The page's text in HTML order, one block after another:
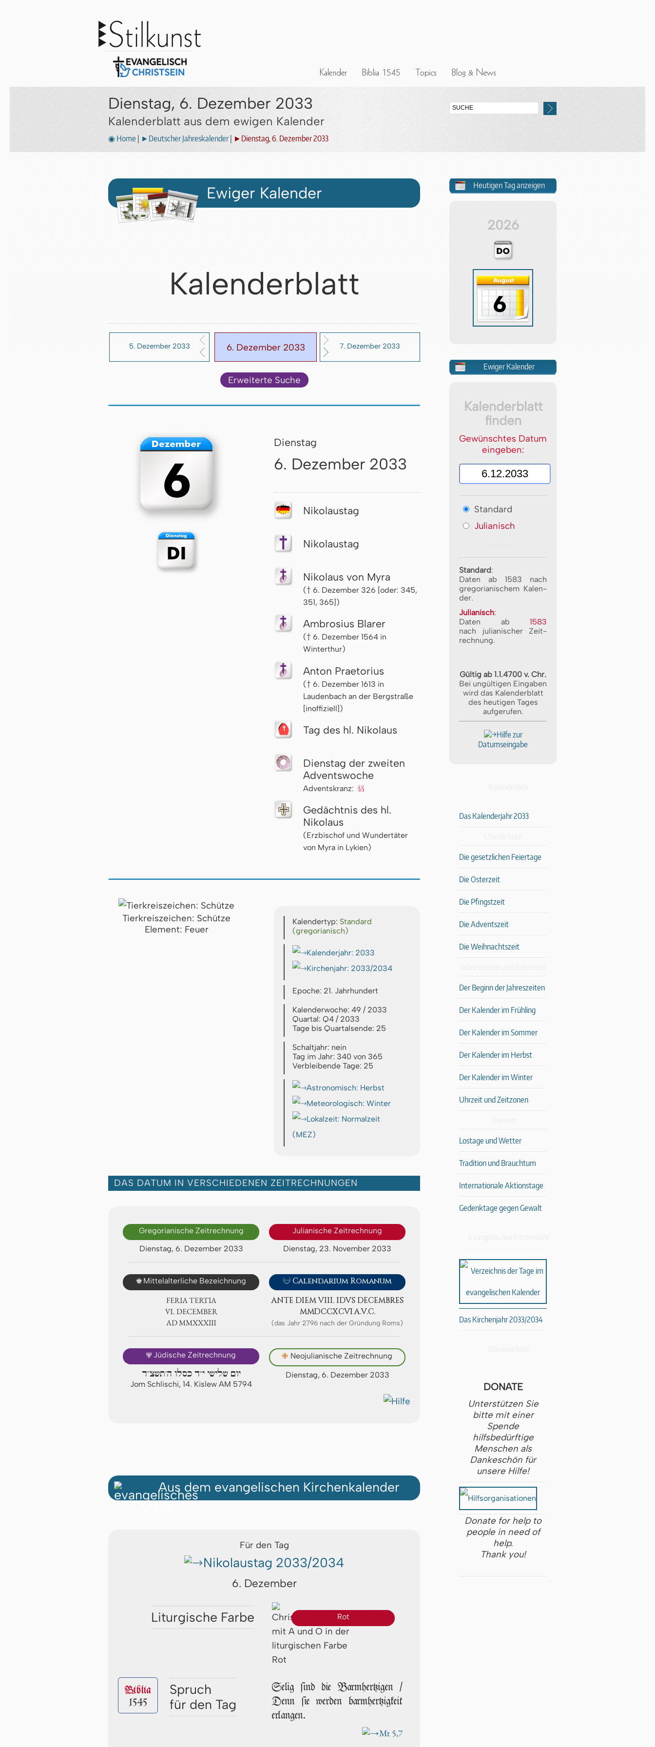
Dienstag, 6. Dezember 2033
Kalenderblatt aus dem ewigen Kalender
◉ Home ►Deutscher Jahreskalender| ►Dienstag, 6. Dezember 2033
Ewiger Kalender
Kalenderblatt
5. Dezember 2033 6. Dezember 2033 7. Dezember 2033
Erweiterte Suche
Dienstag
6. Dezember 2033
Nikolaustag
Nikolaustag
Nikolaus von Myra
(† 6. Dezember 326 [oder: 345,
351, 365])
Ambrosius Blarer
(† 6. Dezember 1564 in
Winterthur)
Anton Praetorius
(† 6. Dezember 1613 in
Laudenbach an der Bergstraße
[inoffiziell])
Tag des hl. Nikolaus
Dienstag der zweiten
Advents­woche
Adventskranz: 🕯🕯
Gedächtnis des hl.
Nikolaus
(Erzbischof und Wundertäter
von Myra in Lykien)
Tierkreiszeichen: Schütze
Element: Feuer
Kalendertyp: Standard
(gregorianisch)
Kalenderjahr: 2033
Kirchenjahr: 2033/2034
Epoche: 21. Jahrhundert
Kalenderwoche: 49 / 2033
Quartal: Q4 / 2033
Tage bis Quartalsende: 25
Schaltjahr: nein
Tag im Jahr: 340 von 365
Verbleibende Tage: 25
Astronomisch: Herbst
Meteorologisch: Winter
Lokalzeit: Normalzeit
(MEZ)
DAS DATUM IN VERSCHIEDENEN ZEITRECHNUNGEN
Gregorianische Zeitrechnung
Dienstag, 6. Dezember 2033
Julianische Zeitrechnung
Dienstag, 23. November 2033
♚ Mittelalterliche Bezeichnung
FERIA TERTIA
Ⅵ. DECEMBER
AD ⅯⅯⅩⅩⅩⅢ
 Calendarium Romanum
ANTE DIEM VIII. IDVS DE­CEMB­RES
ⅯⅯⅮⅭⅭⅩⅭⅥ A.V.C.
(das Jahr 2796 nach der Gründung Roms)
🕎 Jüdische Zeitrechnung
יום שלישי י"ד כסלו ה'תשצ"ד
Jom Schlischi, 14. Kislew AM 5794
✙ Neojulianische Zeitrechnung
Dienstag, 6. Dezember 2033
Aus dem evangelischen Kirchenkalender
Für den Tag
Nikolaustag 2033/2034
6. Dezember
Liturgische Farbe Rot
Biblia
1545
Spruch
für den Tag
Selig ſind die Barmhertzigen /
Denn ſie wer­den barmhertzigkeit
erlangen.
Mt 5,7
Heutigen Tag anzeigen
2026
Ewiger Kalender
Kalenderblatt
finden
Gewünschtes Datum
eingeben:
Standard
Julianisch
Standard:
Daten ab 1583 nach
gre­go­ri­a­ni­schem Ka­len­
der.
Julianisch:
Daten ab 1583
nach ju­li­a­ni­scher Zeit­
rech­nung.
Gültig ab 1.1.4700 v. Chr.
Bei ungültigen Eingaben
wird das Kalenderblatt
des heutigen Tages
aufgerufen.
Hilfe zur
Datumseingabe
Das Kalenderjahr 2033
Die gesetzlichen Feiertage
Die Osterzeit
Die Pfingstzeit
Die Adventszeit
Die Weihnachtszeit
Der Beginn der Jahreszeiten
Der Kalender im Frühling
Der Kalender im Sommer
Der Kalender im Herbst
Der Kalender im Winter
Uhrzeit und Zeitzonen
Lostage und Wetter
Tradition und Brauchtum
Internationale Aktionstage
Gedenktage gegen Gewalt
Das Kirchenjahr 2033/2034
DONATE
Unterstützen Sie
bitte mit einer
Spende
hilfsbedürftige
Menschen als
Dankeschön für
unsere Hilfe!
Donate for help to
people in need of
help.
Thank you!